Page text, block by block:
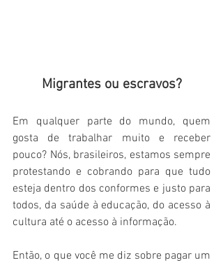
Migrantes ou escravos?
Em qualquer parte do mundo, quem
gosta de trabalhar muito e receber
pouco? Nós, brasileiros, estamos sempre
protestando e cobrando para que tudo
esteja dentro dos conformes e justo para
todos, da saúde à educação, do acesso à
cultura até o acesso à informação.
Então, o que você me diz sobre pagar um